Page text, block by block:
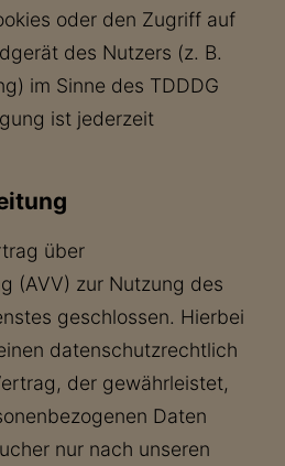
oder den Zugriff auf
des Nutzers (z. B.
im Sinne des TDDDG
ist jederzeit
über
(AVV) zur Nutzung des
geschlossen. Hierbei
datenschutzrechtlich
der gewährleistet,
Daten
nur nach unseren